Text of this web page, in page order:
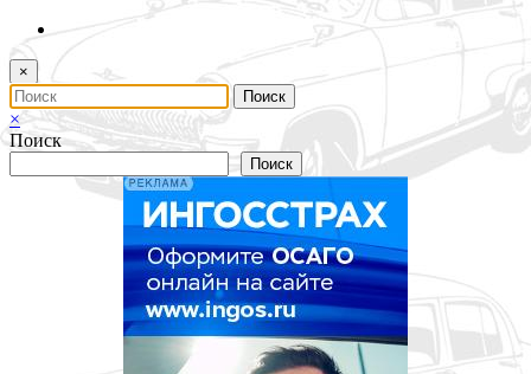
×
×
Поиск
Поиск